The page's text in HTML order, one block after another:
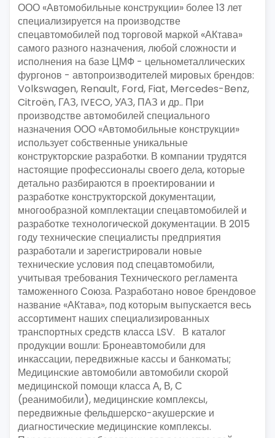
ООО «Автомобильные конструкции» более 13 лет
специализируется на производстве
спецавтомобилей под торговой маркой «АКтава»
самого разного назначения, любой сложности и
исполнения на базе ЦМФ - цельнометаллических
фургонов - автопроизводителей мировых брендов:
Volkswagen, Renault, Ford, Fiat, Mercedes-Benz,
Citroën, ГАЗ, IVECO, УАЗ, ПАЗ и др.. При
производстве автомобилей специального
назначения ООО «Автомобильные конструкции»
использует собственные уникальные
конструкторские разработки. В компании трудятся
настоящие профессионалы своего дела, которые
детально разбираются в проектировании и
разработке конструкторской документации,
многообразной комплектации спецавтомобилей и
разработке технологической документации. В 2015
году технические специалисты предприятия
разработали и зарегистрировали новые
технические условия под спецавтомобили,
учитывая требования Технического регламента
таможенного Союза. Разработано новое брендовое
название «АКтава», под которым выпускается весь
ассортимент наших специализированных
транспортных средств класса LSV. В каталог
продукции вошли: Бронеавтомобили для
инкассации, передвижные кассы и банкоматы;
Медицинские автомобили автомобили скорой
медицинской помощи класса А, В, С
(реанимобили), медицинские комплексы,
передвижные фельдшерско-акушерские и
диагностические медицинские комплексы.